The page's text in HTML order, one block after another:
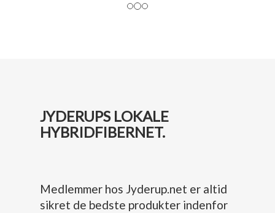
JYDERUPS LOKALE
HYBRIDFIBERNET.
Medlemmer hos Jyderup.net er altid
sikret de bedste produkter indenfor